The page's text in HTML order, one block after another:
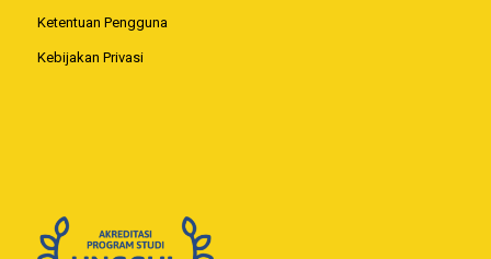
Ketentuan Pengguna
Kebijakan Privasi